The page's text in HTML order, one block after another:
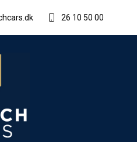
26 10 50 00